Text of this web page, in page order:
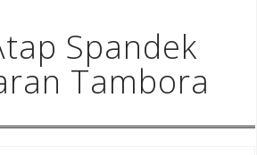
Spandek
Tambora